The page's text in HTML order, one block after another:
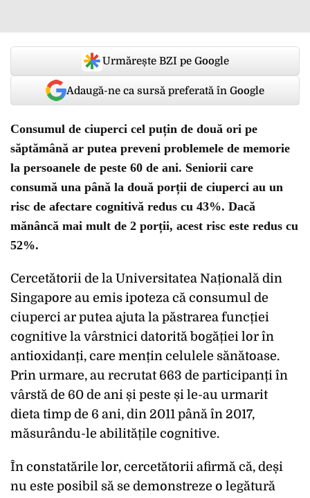
Urmărește BZI pe Google
Adaugă-ne ca sursă preferată în Google
Consumul de ciuperci cel puțin de două ori pe
săptămână ar putea preveni problemele de memorie
la persoanele de peste 60 de ani. Seniorii care
consumă una până la două porții de ciuperci au un
risc de afectare cognitivă redus cu 43%. Dacă
mănâncă mai mult de 2 porții, acest risc este redus cu
52%.
Cercetătorii de la Universitatea Națională din
Singapore au emis ipoteza că consumul de
ciuperci ar putea ajuta la păstrarea funcției
cognitive la vârstnici datorită bogăției lor în
antioxidanți, care mențin celulele sănătoase.
Prin urmare, au recrutat 663 de participanți în
vârstă de 60 de ani și peste și le-au urmarit
dieta timp de 6 ani, din 2011 până în 2017,
măsurându-le abilitățile cognitive.
În constatările lor, cercetătorii afirmă că, deși
nu este posibil să se demonstreze o legătură